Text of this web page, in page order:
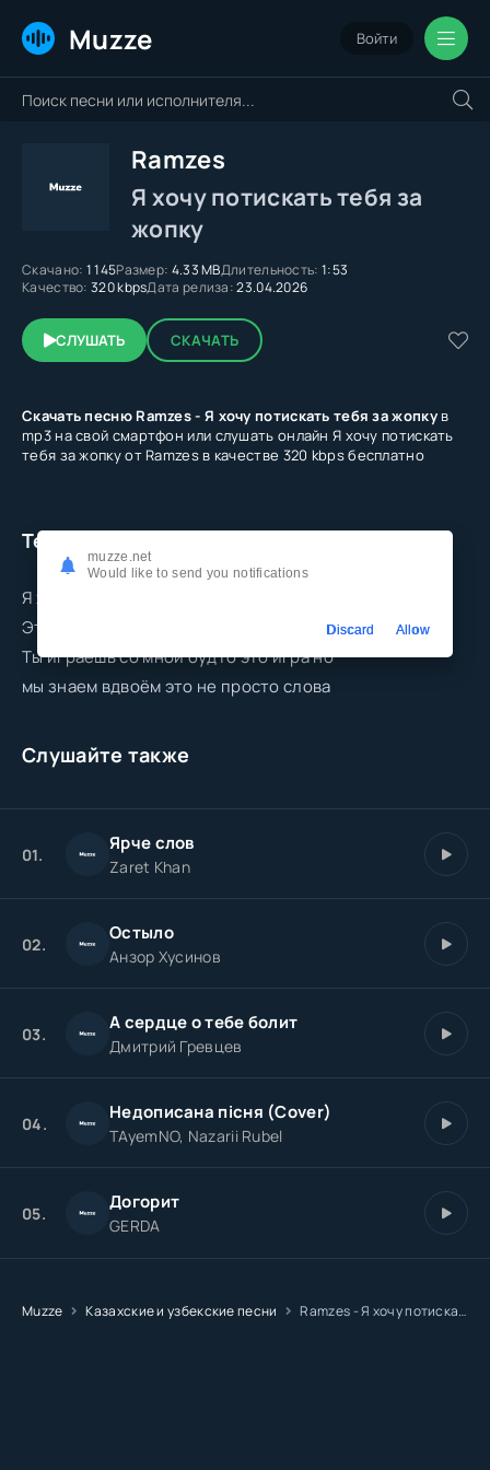
Muzze Войти
Ramzes
Я хочу потискать тебя за
жопку
Скачано: 1 145Размер: 4.33 MBДлительность: 1:53
Качество: 320 kbpsДата релиза:23.04.2026
СЛУШАТЬ СКАЧАТЬ
Скачать песню Ramzes - Я хочу потискать тебя за жопкув
mp3 на свой смартфон или слушать онлайн Я хочу потискать
тебя за жопку от Ramzes в качестве 320 kbps бесплатно
Текст песни
Я хочу тебя ближе без лишних слов
Этот вайб между нами это любовь
Ты играешь со мной будто это игра но
мы знаем вдвоём это не просто слова
Слушайте также
01. Ярче cлов
Zaret Khan
02. Остыло
Анзор Хусинов
03. А сердце о тебе болит
Дмитрий Гревцев
04. Недописана пісня (Cover)
TAyemNO, Nazarii Rubel
05. Догорит
GERDA
Muzze Казахские и узбекские песни Ramzes - Я хочу потискать тебя за жопку
muzze.net
Would like to send you notifications
Discard Allow